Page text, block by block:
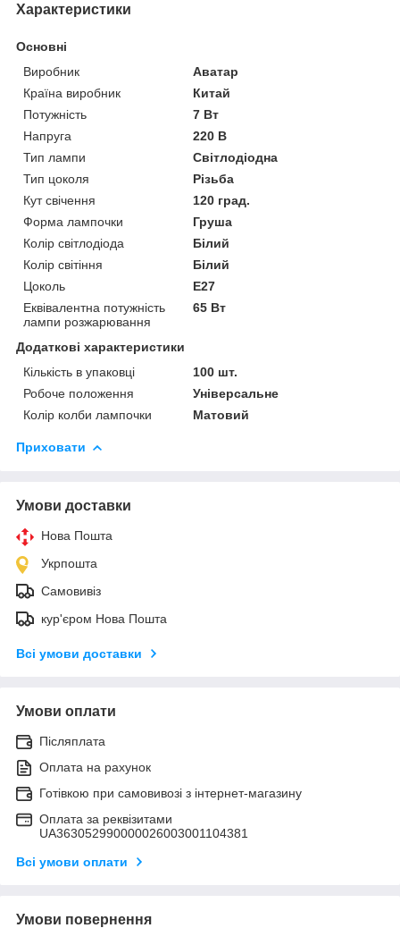
Характеристики
Основні
Виробник
Аватар
Країна виробник
Китай
Потужність
7 Вт
Напруга
220 В
Тип лампи
Світлодіодна
Тип цоколя
Різьба
Кут свічення
120 град.
Форма лампочки
Груша
Колір світлодіода
Білий
Колір світіння
Білий
Цоколь
E27
Еквівалентна потужність
лампи розжарювання
65 Вт
Додаткові характеристики
Кількість в упаковці
100 шт.
Робоче положення
Універсальне
Колір колби лампочки
Матовий
Приховати
Умови доставки
Нова Пошта
Укрпошта
Самовивіз
кур'єром Нова Пошта
Всі умови доставки
Умови оплати
Післяплата
Оплата на рахунок
Готівкою при самовивозі з інтернет-магазину
Оплата за реквізитами
UA363052990000026003001104381
Всі умови оплати
Умови повернення